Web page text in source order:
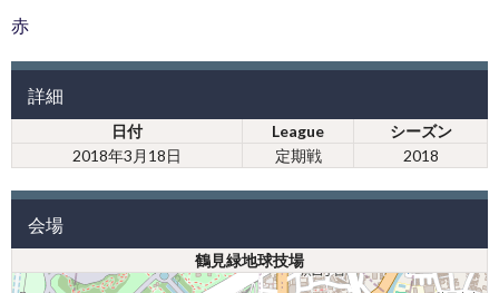
赤
詳細
日付 League
シーズン
2018年3月18日
定期戦 2018
会場
鶴見緑地球技場